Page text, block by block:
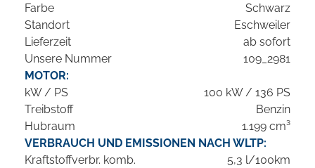
Farbe
Schwarz
Standort
Eschweiler
Lieferzeit
ab sofort
Unsere Nummer
109_2981
MOTOR:
kW / PS
100 kW / 136 PS
Treibstoff
Benzin
Hubraum
1.199 cm³
VERBRAUCH UND EMISSIONEN NACH WLTP:
Kraftstoffverbr. komb.
5,3 l/100km